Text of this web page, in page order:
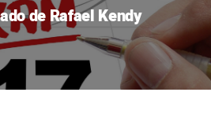
de Rafael Kendy